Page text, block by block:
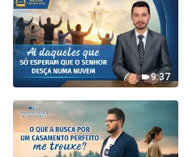
9:37